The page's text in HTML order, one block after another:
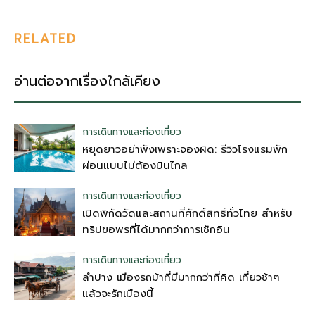
RELATED
อ่านต่อจากเรื่องใกล้เคียง
การเดินทางและท่องเที่ยว
หยุดยาวอย่าพังเพราะจองผิด: รีวิวโรงแรมพัก
ผ่อนแบบไม่ต้องบินไกล
การเดินทางและท่องเที่ยว
เปิดพิกัดวัดและสถานที่ศักดิ์สิทธิ์ทั่วไทย สำหรับ
ทริปขอพรที่ได้มากกว่าการเช็กอิน
การเดินทางและท่องเที่ยว
ลำปาง เมืองรถม้าที่มีมากกว่าที่คิด เที่ยวช้าๆ
แล้วจะรักเมืองนี้